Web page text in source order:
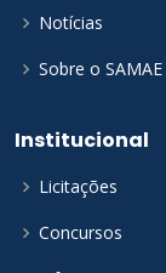
Notícias
Sobre o SAMAE
Institucional
Licitações
Concursos